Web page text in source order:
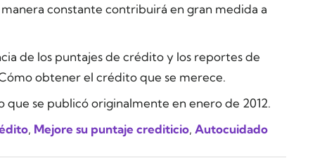
constante contribuirá en gran medida a
de los puntajes de crédito y los reportes de
obtener el crédito que se merece.
que se publicó originalmente en enero de 2012.
, Mejore su puntaje crediticio, Autocuidado